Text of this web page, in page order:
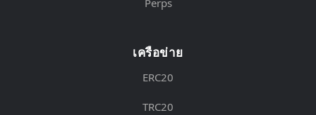
Perps
เครือข่าย
ERC20
TRC20